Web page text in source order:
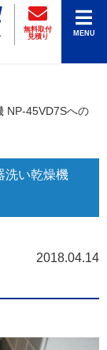
無料取付
見積り
MENU
NP-45VD7Sへの
洗い乾燥機
2018.04.14